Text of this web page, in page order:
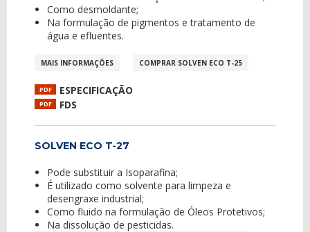
Como desmoldante;
Na formulação de pigmentos e tratamento de
água e efluentes.
MAIS INFORMAÇÕES COMPRAR SOLVEN ECO T-25
PDF ESPECIFICAÇÃO
PDF FDS
SOLVEN ECO T-27
Pode substituir a Isoparafina;
É utilizado como solvente para limpeza e
desengraxe industrial;
Como fluido na formulação de Óleos Protetivos;
Na dissolução de pesticidas.